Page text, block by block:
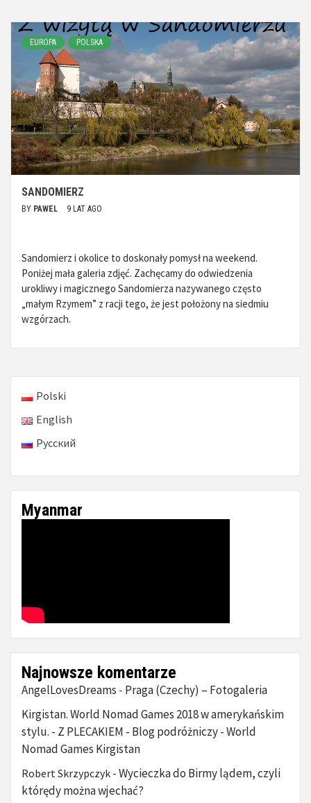
EUROPA POLSKA
SANDOMIERZ
BY PAWEL 9 LAT AGO
Sandomierz i okolice to doskonały pomysł na weekend.
Poniżej mała galeria zdjęć. Zachęcamy do odwiedzenia
urokliwy i magicznego Sandomierza nazywanego często
„małym Rzymem” z racji tego, że jest położony na siedmiu
wzgórzach.
Polski
English
Русский
Myanmar
Najnowsze komentarze
AngelLovesDreams - Praga (Czechy) – Fotogaleria
Kirgistan. World Nomad Games 2018 w amerykańskim
stylu. - Z PLECAKIEM - Blog podróżniczy - World
Nomad Games Kirgistan
Robert Skrzypczyk - Wycieczka do Birmy lądem, czyli
którędy można wjechać?